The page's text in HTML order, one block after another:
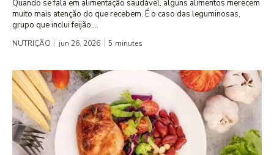
Quando se fala em alimentação saudável, alguns alimentos merecem
muito mais atenção do que recebem. É o caso das leguminosas,
grupo que inclui feijão,...
NUTRIÇÃO jun 26, 2026 5 minutes